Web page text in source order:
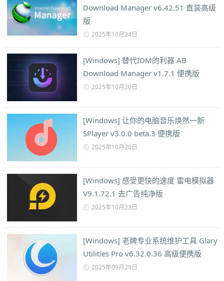
Download Manager v6.42.51 直装高级
版
2025年10月24日
[Windows] 替代IDM的利器 AB
Download Manager v1.7.1 便携版
2025年10月20日
[Windows] 让你的电脑音乐焕然一新
SPlayer v3.0.0 beta.3 便携版
2025年10月20日
[Windows] 感受更快的速度 雷电模拟器
V9.1.72.1 去广告纯净版
2025年10月23日
[Windows] 老牌专业系统维护工具 Glary
Utilities Pro v6.32.0.36 高级便携版
2025年09月29日